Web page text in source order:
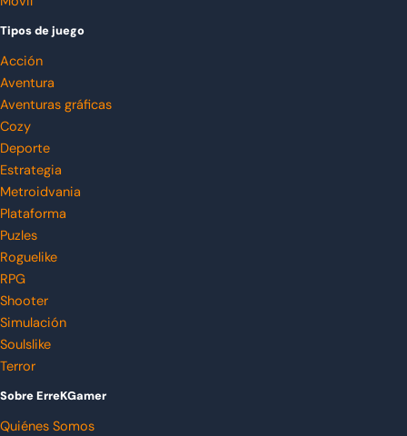
Tipos de juego
Acción
Aventura
Aventuras gráficas
Cozy
Deporte
Estrategia
Metroidvania
Plataforma
Puzles
Roguelike
RPG
Shooter
Simulación
Soulslike
Terror
Sobre ErreKGamer
Quiénes Somos